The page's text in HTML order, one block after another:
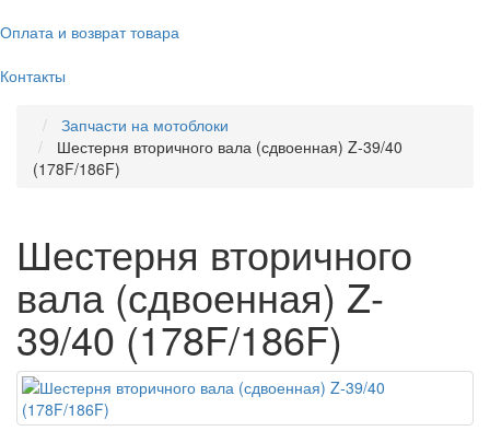
Оплата и возврат товара
Контакты
Запчасти на мотоблоки
Шестерня вторичного вала (сдвоенная) Z-39/40
(178F/186F)
Шестерня вторичного
вала (сдвоенная) Z-
39/40 (178F/186F)